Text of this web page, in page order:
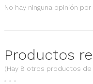
No hay ninguna opinión
Productos
(Hay 8 otros productos